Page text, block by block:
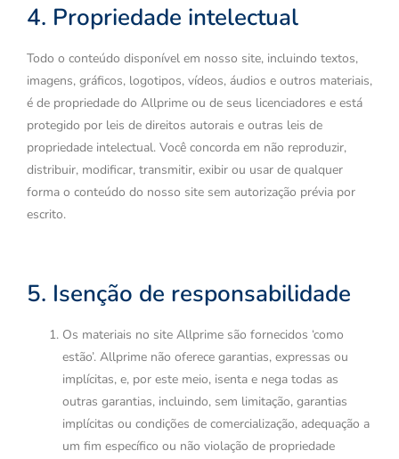
4. Propriedade intelectual
Todo o conteúdo disponível em nosso site, incluindo textos,
imagens, gráficos, logotipos, vídeos, áudios e outros materiais,
é de propriedade do Allprime ou de seus licenciadores e está
protegido por leis de direitos autorais e outras leis de
propriedade intelectual. Você concorda em não reproduzir,
distribuir, modificar, transmitir, exibir ou usar de qualquer
forma o conteúdo do nosso site sem autorização prévia por
escrito.
5. Isenção de responsabilidade
Os materiais no site Allprime são fornecidos ‘como
estão’. Allprime não oferece garantias, expressas ou
implícitas, e, por este meio, isenta e nega todas as
outras garantias, incluindo, sem limitação, garantias
implícitas ou condições de comercialização, adequação a
um fim específico ou não violação de propriedade